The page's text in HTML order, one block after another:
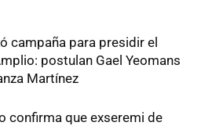
campaña para presidir el
postulan Gael Yeomans
Martínez
confirma que exseremi de